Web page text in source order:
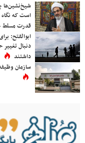
شیخ‌نشین‌ها
است که نگاه
قدرت مسلط
ابوالفتح:
دنبال
داشتند
سازمان